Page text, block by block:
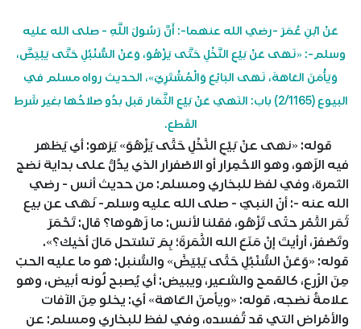
عَنْ ابْنِ عُمَرَ -رضي الله عنهما-: أَنَّ رَسُولَ اللَّهِ - صلى الله عليه
وسلم-: «نَهَى عَنْ بَيْعِ النَّخْلِ حَتَّى يَزْهُوَ، وَعَنْ السُّنْبُلِ حَتَّى يَبْيَضَّ،
وَيَأْمَنَ العَاهَةَ، نَهَى البَائِعَ وَالْمُشْتَرِيَ»، الحديث رواه مسلم في
البيوع (2/1165) باب: النَهي عَنْ بَيْعِ الثَّمَار قبل بدُو صَلاحُها بغير شَرط
القَطع.
قوله: «نهى عنْ بَيْعِ النَّخْلِ حَتَّى يَزْهُوَ» يَزهو: أي يَظهر
فيه الزَهو، وهو الاحْمِرار أو الاصْفرار الذي يدُلُّ على بداية نضج
الثمرة، وفي لفظ للبخاري ومسلم: من حديث أنس - رضي
الله عنه -: أنّ النبيّ - صلى الله عليه وسلم- نَهَى عن بيع
ثَمَر التَّمْر حتّى تَزْهُو، فقلنا لأنس: ما زَهْوها؟ قال: تَحْمَرَ
وتَصْفرّ، أرأيتَ إنْ مَنَعَ الله الثَّمَرةَ؛ بِمَ تسْتحل مَالَ أخيك؟».
قوله: «وَعَنْ السُّنْبُلِ حَتَّى يَبْيَضَّ» والسُّنبل: هو ما عليه الحبّ
مِنَ الزّرع، كالقمح والشعير، ويبيض: أي يُصبح لُونه أبيض، وهو
علامةُ نضجه، قوله: «ويأمنَ العَاهة» أي: يخلو مِنَ الآفات
والأمْراض التي قد تُفسده، وفي لفظ للبخاري ومسلم: عن